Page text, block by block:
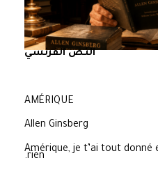
النص الفرنسي
AMÉRIQUE
Allen Ginsberg
Amérique, je t’ai tout donné
rien.